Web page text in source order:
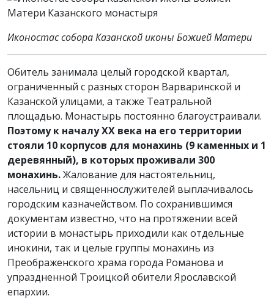
Иконостас собора Казанской иконы Божией Матери
Обитель занимала целый городской квартал,
ограниченный с разных сторон Варваринской и
Казанской улицами, а также Театральной
площадью. Монастырь постоянно благоустраивали.
Поэтому к началу XX века на его территории
стояли 10 корпусов для монахинь (9 каменных и 1
деревянный), в которых проживали 300
монахинь.Жалование для настоятельниц,
насельниц и священнослужителей выплачивалось
городским казначейством. По сохранившимся
документам известно, что на протяжении всей
истории в монастырь приходили как отдельные
инокини, так и целые группы монахинь из
Преображенского храма города Романова и
упраздненной Троицкой обители Ярославской
епархии.